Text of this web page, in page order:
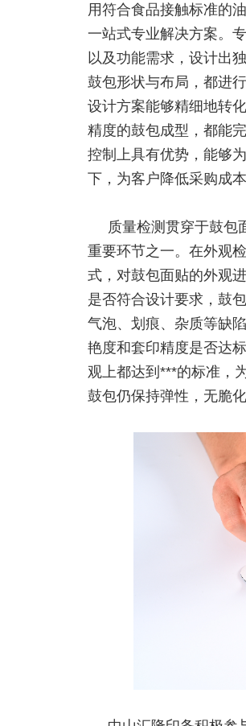
用符合食品接触标准的
一站式专业解决方案。
以及功能需求，设计出
鼓包形状与布局，都进
设计方案能够精细地转
精度的鼓包成型，都能
控制上具有优势，能够
下，为客户降低采购成
质量检测贯穿于鼓包
重要环节之一。在外观
式，对鼓包面贴的外观
是否符合设计要求，鼓
气泡、划痕、杂质等缺
艳度和套印精度是否达
观上都达到***的标准，
鼓包仍保持弹性，无脆化